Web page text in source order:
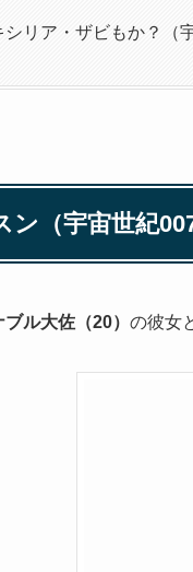
シリア・ザビもか？（
ン（宇宙世紀
ル大佐（20） の彼女